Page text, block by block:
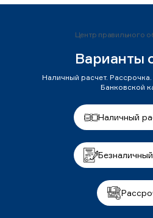
Центр правильного
Варианты
Наличный расчет.
Банковской
Наличный